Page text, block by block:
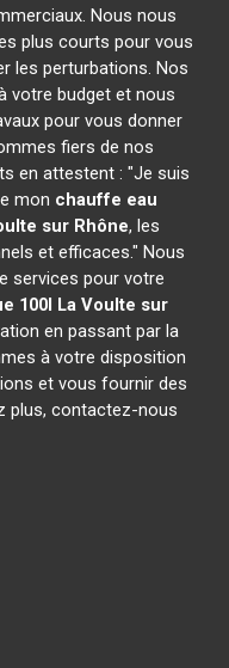
Nous nous
plus courts pour vous
les perturbations. Nos
votre budget et nous
pour vous donner
fiers de nos
en attestent : "Je suis
mon chauffe eau
sur Rhône, les
et efficaces." Nous
services pour votre
100l La Voulte sur
en passant par la
à votre disposition
et vous fournir des
plus, contactez-nous